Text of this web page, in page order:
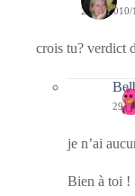
29/12/2010/
crois tu? verdict
29/
je n’ai
Bien à toi !